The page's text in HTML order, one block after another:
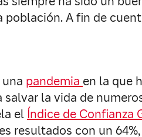
A fin de
pandemia en la que
la vida de
el Índice de Confianza
resultados con un